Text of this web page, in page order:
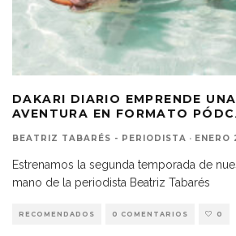
DAKARI DIARIO EMPRENDE
AVENTURA EN FORMATO
BEATRIZ TABARÉS - PERIODISTA · ENERO
Estrenamos la segunda temporada de
mano de la periodista Beatriz Tabarés
RECOMENDADOS 0 COMENTARIOS 0